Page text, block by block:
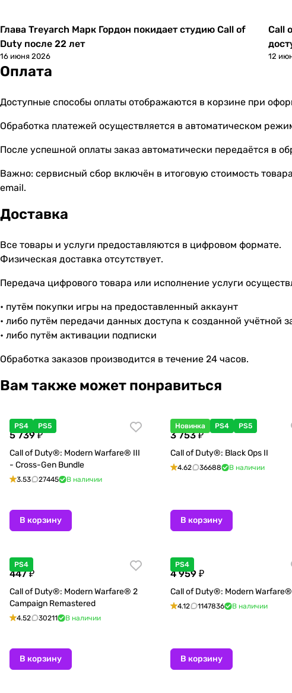
Новости
Глава Treyarch Марк Гордон покидает студию Call of
Duty после 22 лет
16 июня 2026
Call
12
Оплата
Доступные способы оплаты отображаются в корзине при
Обработка платежей осуществляется в автоматическом
После успешной оплаты заказ автоматически передаётся в
Важно: сервисный сбор включён в итоговую стоимость
email.
Доставка
Все товары и услуги предоставляются в цифровом формате.
Физическая доставка отсутствует.
Передача цифрового товара или исполнение услуги
• путём покупки игры на предоставленный аккаунт
• либо путём передачи данных доступа к созданной учётной
• либо путём активации подписки
Обработка заказов производится в течение 24 часов.
Вам также может понравиться
PS4 PS5
5 739 ₽
Call of Duty®: Modern Warfare® III
- Cross-Gen Bundle
3.53 27445 В наличии
В корзину
Новинка PS4 PS5
3 753 ₽
Call of Duty®: Black Ops II
4.62 36688 В наличии
В корзину
PS4
447 ₽
Call of Duty®: Modern Warfare® 2
Campaign Remastered
4.52 30211 В наличии
В корзину
PS4
4 959 ₽
Call of Duty®: Modern Warfare®
4.12 1147836 В наличии
В корзину